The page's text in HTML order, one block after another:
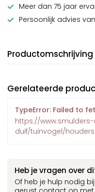
Meer dan 75 jaar
Persoonlijk advies
Productomschrijving
Gerelateerde
TypeError: Failed to
https://
duif/tuinvogel/
Heb je vragen over
Of heb je hulp nodig